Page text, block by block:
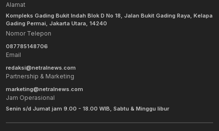
Alamat
Kompleks Gading Bukit Indah Blok D No 18, Jalan Bukit Gading Raya, Kelapa
Gading Permai, Jakarta Utara, 14240
Nomor Telepon
087785148706
Email
redaksi@netralnews.com
Partnership & Marketing
marketing@netralnews.com
Jam Operasional
Senin s/d Jumat jam 9.00 - 18.00 WIB, Sabtu & Minggu libur